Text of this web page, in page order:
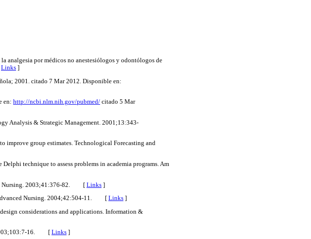
analgesia por médicos no anestesiólogos y odontólogos de
Links ]
2001. citado 7 Mar 2012. Disponible en:
en: http://ncbi.nlm.nih.gov/pubmed/ citado 5 Mar
Analysis & Strategic Management. 2001;13:343-
improve group estimates. Technological Forecasting and
technique to assess problems in academia programs. Am
Nursing. 2003;41:376-82. [ Links ]
Advanced Nursing. 2004;42:504-11. [ Links ]
considerations and applications. Information &
2003;103:7-16. [ Links ]